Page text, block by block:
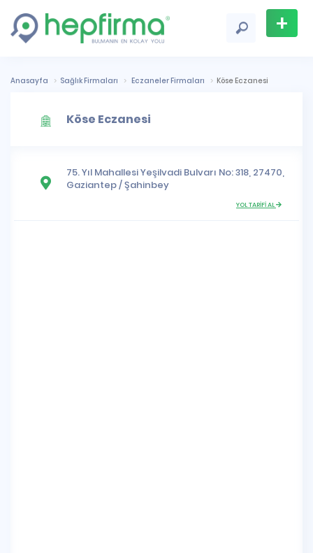
+
Anasayfa Sağlık Firmaları Eczaneler Firmaları Köse Eczanesi
Köse Eczanesi
75. Yıl MahallesiYeşilvadi Bulvarı No: 318, 27470,
Gaziantep/Şahinbey
YOL TARİFİ AL